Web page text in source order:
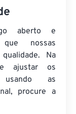
aberto e
nossas
Na
ajustar os
as
procure a